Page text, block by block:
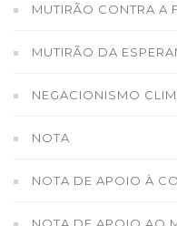
MUTIRÃO CONTRA A
MUTIRÃO DA
NEGACIONISMO
NOTA
NOTA DE APOIO À